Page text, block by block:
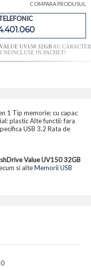
COMPARA PRODUSUL
UV150 32GBAU CARACTER
NEINCLUSE IN PACHET!
1 Tip memorie: cu capac
plastic Alte functii: fara
USB 3.2 Rata de
Value UV150 32GB
si alteMemorii USB